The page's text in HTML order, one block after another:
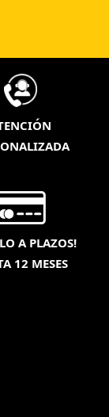
A PLAZOS!
12 MESES